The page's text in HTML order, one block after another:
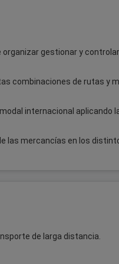
organizar gestionar y
combinaciones de rutas y
internacional aplicando
las mercancías en los
de larga distancia.